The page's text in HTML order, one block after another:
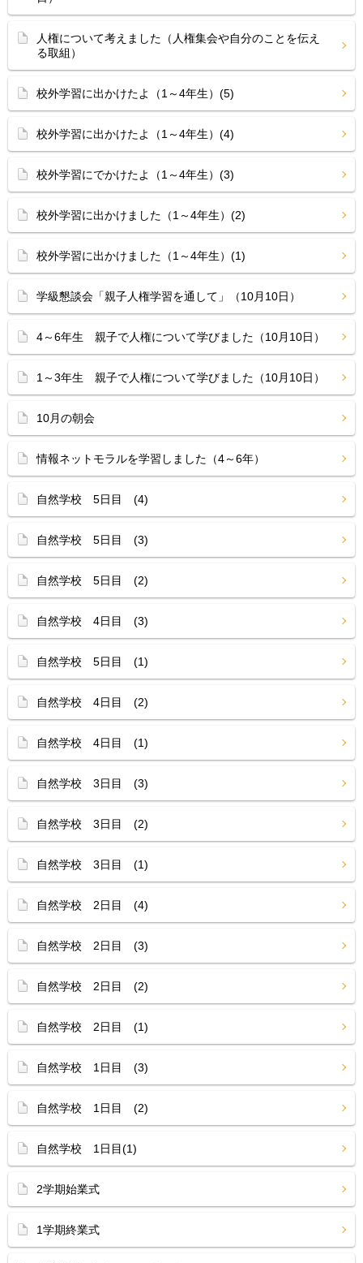
人権について考えました（人権集会や自分のことを伝え
る取組）
校外学習に出かけたよ（1～4年生）(5)
校外学習に出かけたよ（1～4年生）(4)
校外学習にでかけたよ（1～4年生）(3)
校外学習に出かけました（1～4年生）(2)
校外学習に出かけました（1～4年生）(1)
学級懇談会「親子人権学習を通して」（10月10日）
4～6年生 親子で人権について学びました（10月10日）
1～3年生 親子で人権について学びました（10月10日）
10月の朝会
情報ネットモラルを学習しました（4～6年）
自然学校 5日目 (4)
自然学校 5日目 (3)
自然学校 5日目 (2)
自然学校 4日目 (3)
自然学校 5日目 (1)
自然学校 4日目 (2)
自然学校 4日目 (1)
自然学校 3日目 (3)
自然学校 3日目 (2)
自然学校 3日目 (1)
自然学校 2日目 (4)
自然学校 2日目 (3)
自然学校 2日目 (2)
自然学校 2日目 (1)
自然学校 1日目 (3)
自然学校 1日目 (2)
自然学校 1日目(1)
2学期始業式
1学期終業式